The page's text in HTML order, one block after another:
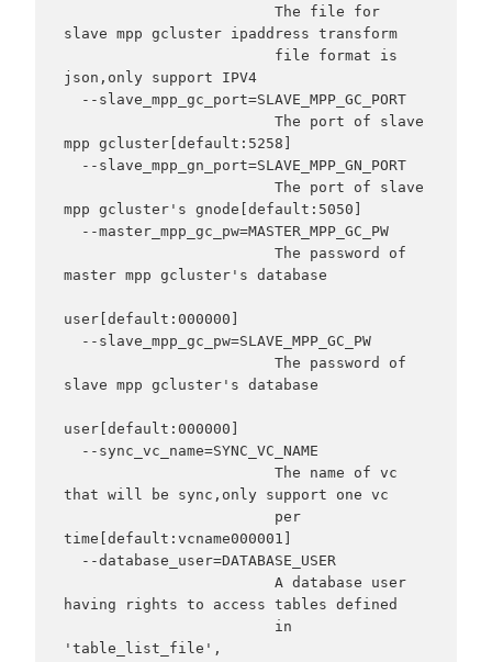
slave mpp gcluster ipaddress transform
json,only support IPV4
mpp gcluster[default:5258]
mpp gcluster's gnode[default:5050]
master mpp gcluster's database
user[default:000000]
slave mpp gcluster's database
user[default:000000]
that will be sync,only support one vc
time[default:vcname000001]
having rights to access tables defined
'table_list_file',